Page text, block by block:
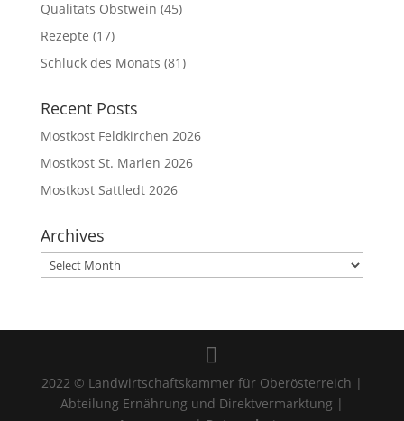
Qualitäts Obstwein (45)
Rezepte (17)
Schluck des Monats (81)
Recent Posts
Mostkost Feldkirchen 2026
Mostkost St. Marien 2026
Mostkost Sattledt 2026
Archives
Archives
2022 © Landwirtschaftskammer für Oberösterreich |
Abteilung Ernährung und Direktvermarktung |